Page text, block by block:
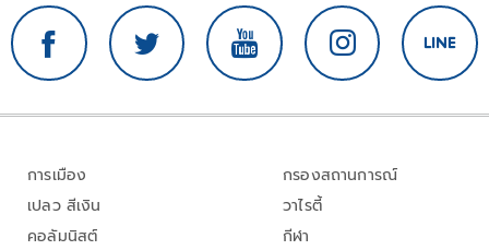
การเมือง
เปลว สีเงิน
คอลัมนิสต์
กรองสถานการณ์
วาไรตี้
กีฬา